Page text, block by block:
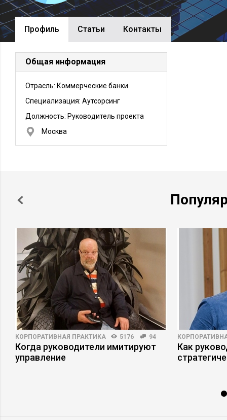
Профиль Cтатьи Контакты
Общая информация
Отрасль: Коммерческие банки
Специализация: Аутсорсинг
Должность: Руководитель проекта
Москва
КОРПОРАТИВНАЯ ПРАКТИКА 5176 94
Когда руководители имитируют
управление
Как